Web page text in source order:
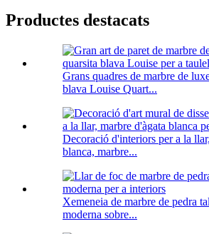
Productes destacats
Grans quadres de marbre de
blava Louise Quart...
Decoració d'interiors per a la
blanca, marbre...
Xemeneia de marbre de pedra
moderna sobre...